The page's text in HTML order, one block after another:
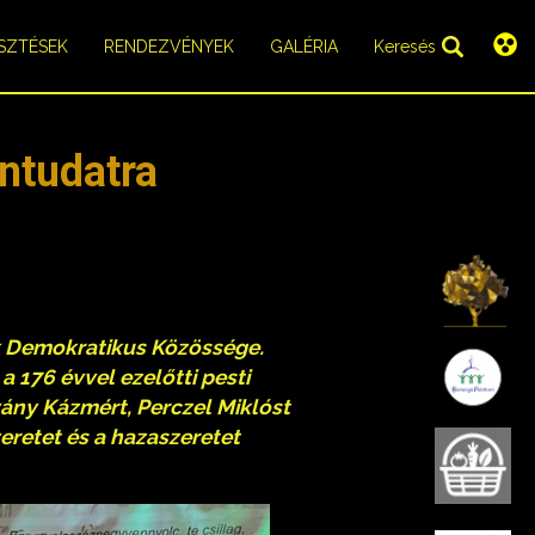
RENDEZVÉNYEK GALÉRIA Keresés
Közössége.
176 évvel ezelőtti pesti
Kázmért, Perczel Miklóst
és a hazaszeretet